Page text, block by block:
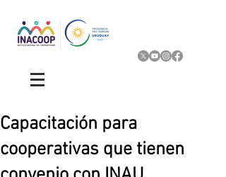
Capacitación para
cooperativas que tienen